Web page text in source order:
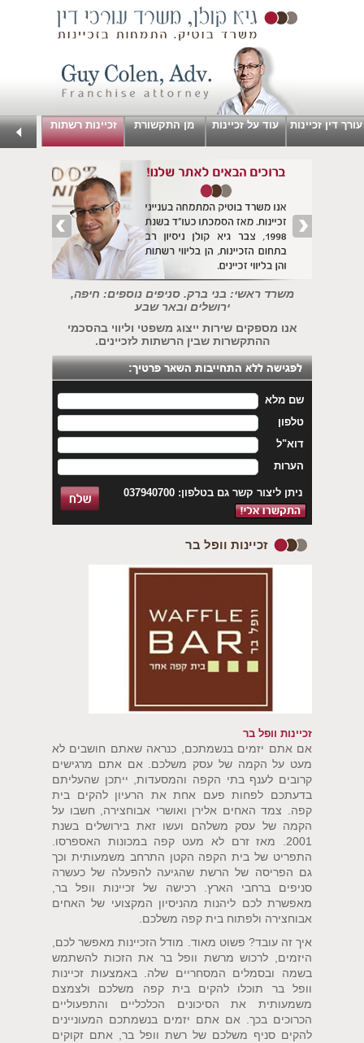
עורך דין זכיינות עוד על זכיינות מן התקשורת זכיינות רשתות
משרד ראשי: בני ברק. סניפים נוספים: חיפה,
ירושלים ובאר שבע
אנו מספקים שירות ייצוג משפטי וליווי בהסכמי
ההתקשרות שבין הרשתות לזכיינים.
ניתן ליצור קשר גם בטלפון: 037940700
שם מלא
טלפון
דוא"ל
הערות
זכיינות וופל בר
זכיינות וופל בר
אם אתם יזמים בנשמתכם, כנראה שאתם חושבים לא
מעט על הקמה של עסק משלכם. אם אתם מרגישים
קרובים לענף בתי הקפה והמסעדות, ייתכן שהעליתם
בדעתכם לפחות פעם אחת את הרעיון להקים בית
קפה. צמד האחים אלירן ואושרי אבוחצירה, חשבו על
הקמה של עסק משלהם ועשו זאת בירושלים בשנת
2001. מאז זרם לא מעט קפה במכונות האספרסו.
התפריט של בית הקפה הקטן התרחב משמעותית וכך
גם הפריסה של הרשת שהגיעה להפעלה של כעשרה
סניפים ברחבי הארץ. רכישה של זכיינות וופל בר,
מאפשרת לכם ליהנות מהניסיון המקצועי של האחים
אבוחצירה ולפתוח בית קפה משלכם.
איך זה עובד? פשוט מאוד. מודל הזכיינות מאפשר לכם,
היזמים, לרכוש מרשת וופל בר את הזכות להשתמש
בשמה ובסמלים המסחריים שלה. באמצעות זכיינות
וופל בר תוכלו להקים בית קפה משלכם ולצמצם
משמעותית את הסיכונים הכלכליים והתפעוליים
הכרוכים בכך. אם אתם יזמים בנשמתכם המעוניינים
להקים סניף משלכם של רשת וופל בר, אתם זקוקים